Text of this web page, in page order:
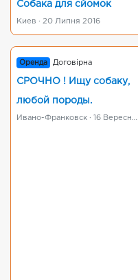
Собака для сйомок
Киев · 20 Липня 2016
Оренда Договірна
СРОЧНО ! Ищу собаку,
любой породы.
Ивано-Франковск · 16 Вересня 2016